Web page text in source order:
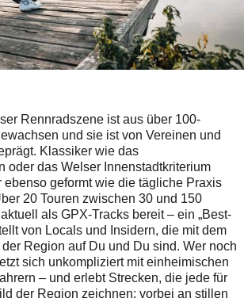
Rennradszene ist aus über 100-
und sie ist von Vereinen und
Klassiker wie das
oder das Welser Innenstadtkriterium
ebenso geformt wie die tägliche Praxis
20 Touren zwischen 30 und 150
als GPX-Tracks bereit – ein „Best-
von Locals und Insidern, die mit dem
Region auf Du und Du sind. Wer noch
sich unkompliziert mit einheimischen
– und erlebt Strecken, die jede für
der Region zeichnen: vorbei an stillen